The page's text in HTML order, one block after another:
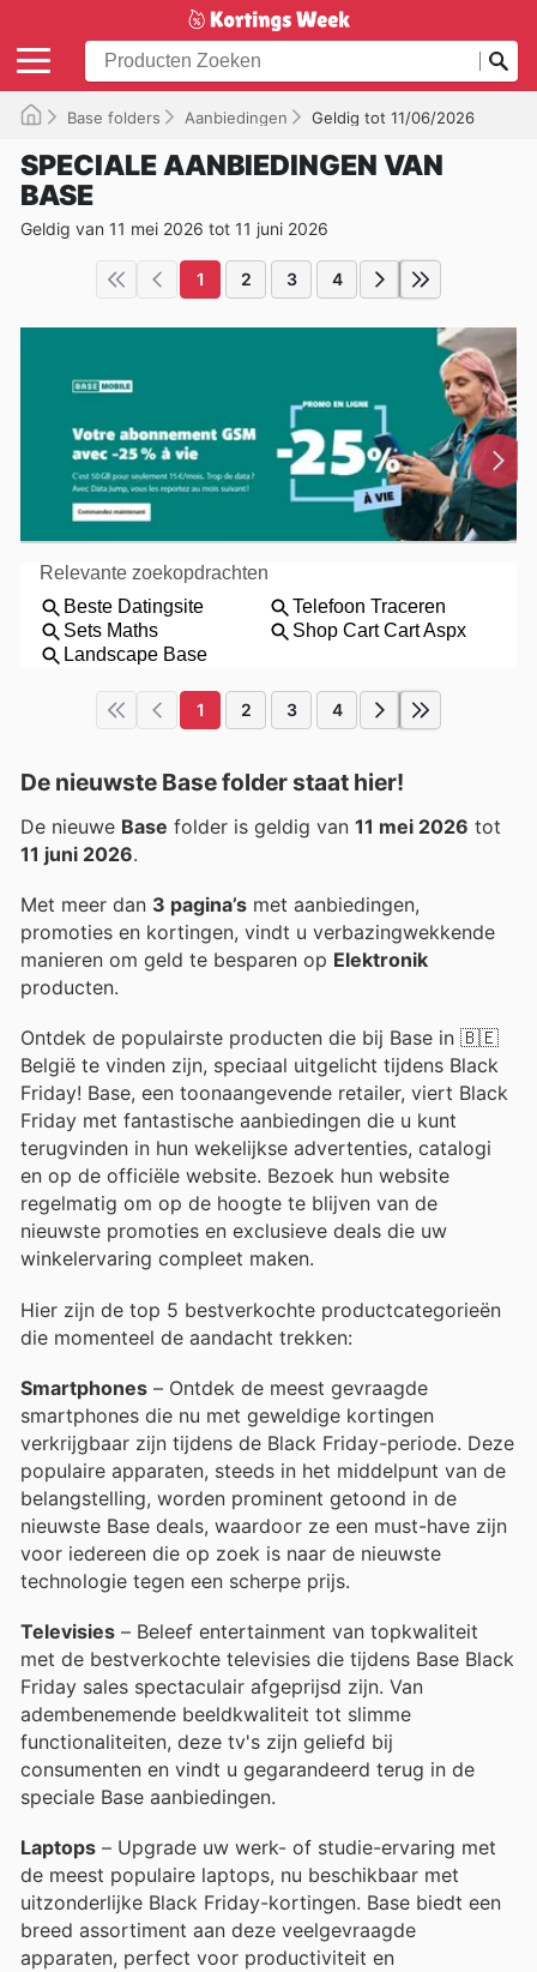
Base folders Aanbiedingen Geldig tot 11/06/2026
SPECIALE AANBIEDINGEN VAN
BASE
Geldig van 11 mei 2026 tot 11 juni 2026
1 2 3 4
1 2 3 4
De nieuwste Base folder staat hier!
De nieuwe Base folder is geldig van 11 mei 2026 tot
11 juni 2026.
Met meer dan 3 pagina’s met aanbiedingen,
promoties en kortingen, vindt u verbazingwekkende
manieren om geld te besparen op Elektronik
producten.
Ontdek de populairste producten die bij Base in 🇧🇪
België te vinden zijn, speciaal uitgelicht tijdens Black
Friday! Base, een toonaangevende retailer, viert Black
Friday met fantastische aanbiedingen die u kunt
terugvinden in hun wekelijkse advertenties, catalogi
en op de officiële website. Bezoek hun website
regelmatig om op de hoogte te blijven van de
nieuwste promoties en exclusieve deals die uw
winkelervaring compleet maken.
Hier zijn de top 5 bestverkochte productcategorieën
die momenteel de aandacht trekken:
Smartphones – Ontdek de meest gevraagde
smartphones die nu met geweldige kortingen
verkrijgbaar zijn tijdens de Black Friday-periode. Deze
populaire apparaten, steeds in het middelpunt van de
belangstelling, worden prominent getoond in de
nieuwste Base deals, waardoor ze een must-have zijn
voor iedereen die op zoek is naar de nieuwste
technologie tegen een scherpe prijs.
Televisies – Beleef entertainment van topkwaliteit
met de bestverkochte televisies die tijdens Base Black
Friday sales spectaculair afgeprijsd zijn. Van
adembenemende beeldkwaliteit tot slimme
functionaliteiten, deze tv's zijn geliefd bij
consumenten en vindt u gegarandeerd terug in de
speciale Base aanbiedingen.
Laptops – Upgrade uw werk- of studie-ervaring met
de meest populaire laptops, nu beschikbaar met
uitzonderlijke Black Friday-kortingen. Base biedt een
breed assortiment aan deze veelgevraagde
apparaten, perfect voor productiviteit en